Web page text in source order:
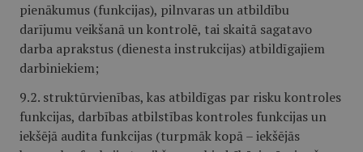
pienākumus (funkcijas), pilnvaras un atbildību
darījumu veikšanā un kontrolē, tai skaitā sagatavo
darba aprakstus (dienesta instrukcijas) atbildīgajiem
darbiniekiem;
9.2. struktūrvienības, kas atbildīgas par risku kontroles
funkcijas, darbības atbilstības kontroles funkcijas un
iekšējā audita funkcijas (turpmāk kopā – iekšējās